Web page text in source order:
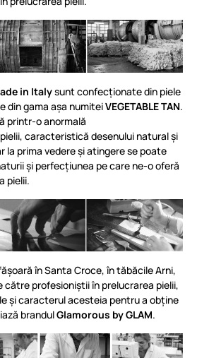
in Italysunt confecționate din piele
din gama așa numiteiVEGETABLE TAN.
printr-o anormală
caracteristică desenului natural și
la prima vedere și atingere se poate
și perfecțiunea pe care ne-o oferă
pielii.
în Santa Croce, în tăbăcile Arni,
profesioniștii în prelucrarea pielii,
și caracterul acesteia pentru a obține
brandulGlamorous by GLAM.